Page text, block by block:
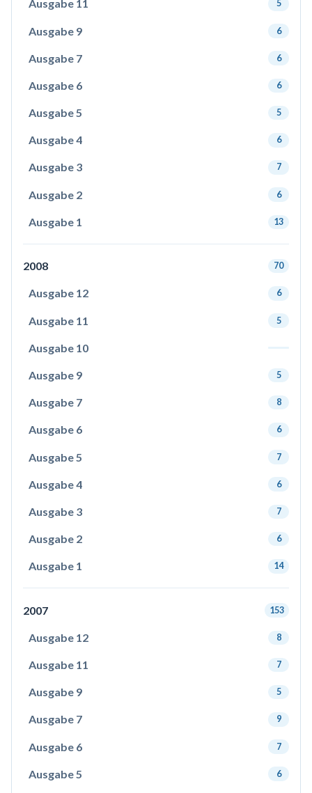
Ausgabe 11 5
Ausgabe 9 6
Ausgabe 7 6
Ausgabe 6 6
Ausgabe 5 5
Ausgabe 4 6
Ausgabe 3 7
Ausgabe 2 6
Ausgabe 1 13
2008 70
Ausgabe 12 6
Ausgabe 11 5
Ausgabe 10
Ausgabe 9 5
Ausgabe 7 8
Ausgabe 6 6
Ausgabe 5 7
Ausgabe 4 6
Ausgabe 3 7
Ausgabe 2 6
Ausgabe 1 14
2007 153
Ausgabe 12 8
Ausgabe 11 7
Ausgabe 9 5
Ausgabe 7 9
Ausgabe 6 7
Ausgabe 5 6